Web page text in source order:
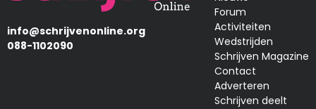
info@schrijvenonline.org
088-1102090
Forum
Activiteiten
Wedstrijden
Schrijven Magazine
Contact
Adverteren
Schrijven deelt